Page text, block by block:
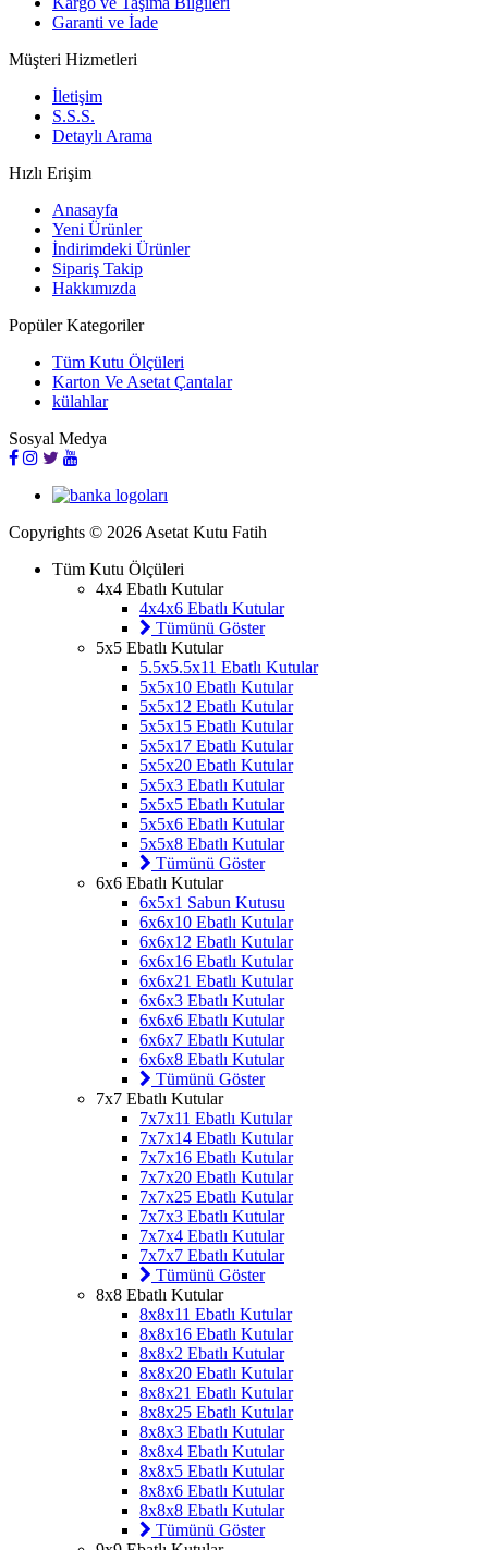
Garanti ve İade
Müşteri Hizmetleri
İletişim
S.S.S.
Detaylı Arama
Hızlı Erişim
Anasayfa
Yeni Ürünler
İndirimdeki Ürünler
Sipariş Takip
Hakkımızda
Popüler Kategoriler
Tüm Kutu Ölçüleri
Karton Ve Asetat Çantalar
külahlar
Sosyal Medya
Copyrights © 2026 Asetat Kutu Fatih
Tüm Kutu Ölçüleri
4x4 Ebatlı Kutular
4x4x6 Ebatlı Kutular
Tümünü Göster
5x5 Ebatlı Kutular
5.5x5.5x11 Ebatlı Kutular
5x5x10 Ebatlı Kutular
5x5x12 Ebatlı Kutular
5x5x15 Ebatlı Kutular
5x5x17 Ebatlı Kutular
5x5x20 Ebatlı Kutular
5x5x3 Ebatlı Kutular
5x5x5 Ebatlı Kutular
5x5x6 Ebatlı Kutular
5x5x8 Ebatlı Kutular
Tümünü Göster
6x6 Ebatlı Kutular
6x5x1 Sabun Kutusu
6x6x10 Ebatlı Kutular
6x6x12 Ebatlı Kutular
6x6x16 Ebatlı Kutular
6x6x21 Ebatlı Kutular
6x6x3 Ebatlı Kutular
6x6x6 Ebatlı Kutular
6x6x7 Ebatlı Kutular
6x6x8 Ebatlı Kutular
Tümünü Göster
7x7 Ebatlı Kutular
7x7x11 Ebatlı Kutular
7x7x14 Ebatlı Kutular
7x7x16 Ebatlı Kutular
7x7x20 Ebatlı Kutular
7x7x25 Ebatlı Kutular
7x7x3 Ebatlı Kutular
7x7x4 Ebatlı Kutular
7x7x7 Ebatlı Kutular
Tümünü Göster
8x8 Ebatlı Kutular
8x8x11 Ebatlı Kutular
8x8x16 Ebatlı Kutular
8x8x2 Ebatlı Kutular
8x8x20 Ebatlı Kutular
8x8x21 Ebatlı Kutular
8x8x25 Ebatlı Kutular
8x8x3 Ebatlı Kutular
8x8x4 Ebatlı Kutular
8x8x5 Ebatlı Kutular
8x8x6 Ebatlı Kutular
8x8x8 Ebatlı Kutular
Tümünü Göster